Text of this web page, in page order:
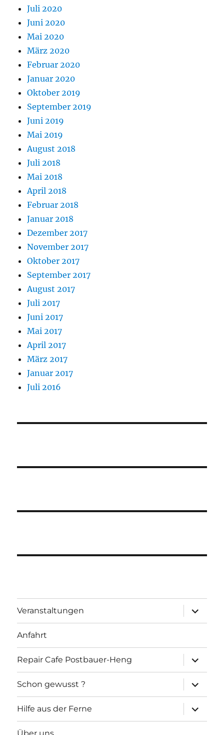
Juli 2020
Juni 2020
Mai 2020
März 2020
Februar 2020
Januar 2020
Oktober 2019
September 2019
Juni 2019
Mai 2019
August 2018
Juli 2018
Mai 2018
April 2018
Februar 2018
Januar 2018
Dezember 2017
November 2017
Oktober 2017
September 2017
August 2017
Juli 2017
Juni 2017
Mai 2017
April 2017
März 2017
Januar 2017
Juli 2016
Veranstaltungen
öffnen
Anfahrt
Repair Cafe Postbauer-Heng
öffnen
Schon gewusst ?
öffnen
Hilfe aus der Ferne
öffnen